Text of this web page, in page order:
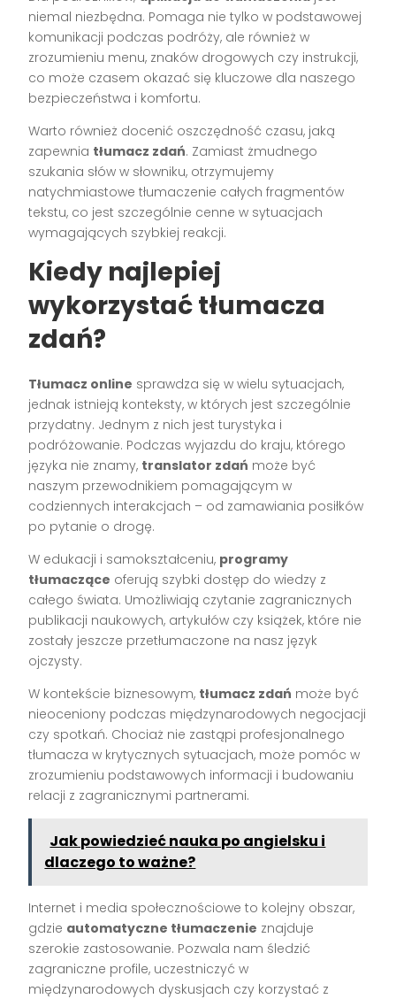
niemal niezbędna. Pomaga nie tylko w podstawowej
komunikacji podczas podróży, ale również w
zrozumieniu menu, znaków drogowych czy instrukcji,
co może czasem okazać się kluczowe dla naszego
bezpieczeństwa i komfortu.
Warto również docenić oszczędność czasu, jaką
zapewnia tłumacz zdań. Zamiast żmudnego
szukania słów w słowniku, otrzymujemy
natychmiastowe tłumaczenie całych fragmentów
tekstu, co jest szczególnie cenne w sytuacjach
wymagających szybkiej reakcji.
Kiedy najlepiej
wykorzystać tłumacza
zdań?
Tłumacz online sprawdza się w wielu sytuacjach,
jednak istnieją konteksty, w których jest szczególnie
przydatny. Jednym z nich jest turystyka i
podróżowanie. Podczas wyjazdu do kraju, którego
języka nie znamy, translator zdań może być
naszym przewodnikiem pomagającym w
codziennych interakcjach – od zamawiania posiłków
po pytanie o drogę.
W edukacji i samokształceniu, programy
tłumaczące oferują szybki dostęp do wiedzy z
całego świata. Umożliwiają czytanie zagranicznych
publikacji naukowych, artykułów czy książek, które nie
zostały jeszcze przetłumaczone na nasz język
ojczysty.
W kontekście biznesowym, tłumacz zdań może być
nieoceniony podczas międzynarodowych negocjacji
czy spotkań. Chociaż nie zastąpi profesjonalnego
tłumacza w krytycznych sytuacjach, może pomóc w
zrozumieniu podstawowych informacji i budowaniu
relacji z zagranicznymi partnerami.
Jak powiedzieć nauka po angielsku i
dlaczego to ważne?
Internet i media społecznościowe to kolejny obszar,
gdzie automatyczne tłumaczenie znajduje
szerokie zastosowanie. Pozwala nam śledzić
zagraniczne profile, uczestniczyć w
międzynarodowych dyskusjach czy korzystać z